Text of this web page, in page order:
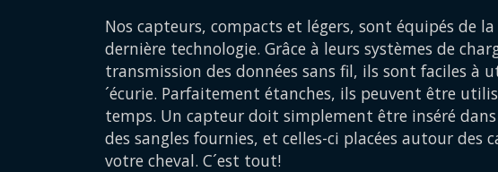
Nos capteurs, compacts et légers, sont équipés de
dernière technologie. Grâce à leurs systèmes de
transmission des données sans fil, ils sont faciles à
´écurie. Parfaitement étanches, ils peuvent être
temps. Un capteur doit simplement être inséré
des sangles fournies, et celles-ci placées autour des
votre cheval. C´est tout!